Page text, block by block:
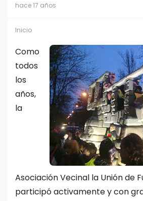
hace 17 años
Inicio
Como
todos
los
años,
la
Asociación Vecinal la Unión de
participó activamente y con